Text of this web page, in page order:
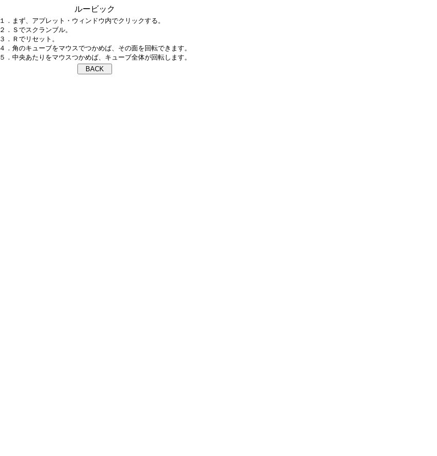
ルービック
１．まず、アプレット・ウィンドウ内でクリックする。
２．Ｓでスクランブル。
３．Ｒでリセット。
４．角のキューブをマウスでつかめば、その面を回転できます。